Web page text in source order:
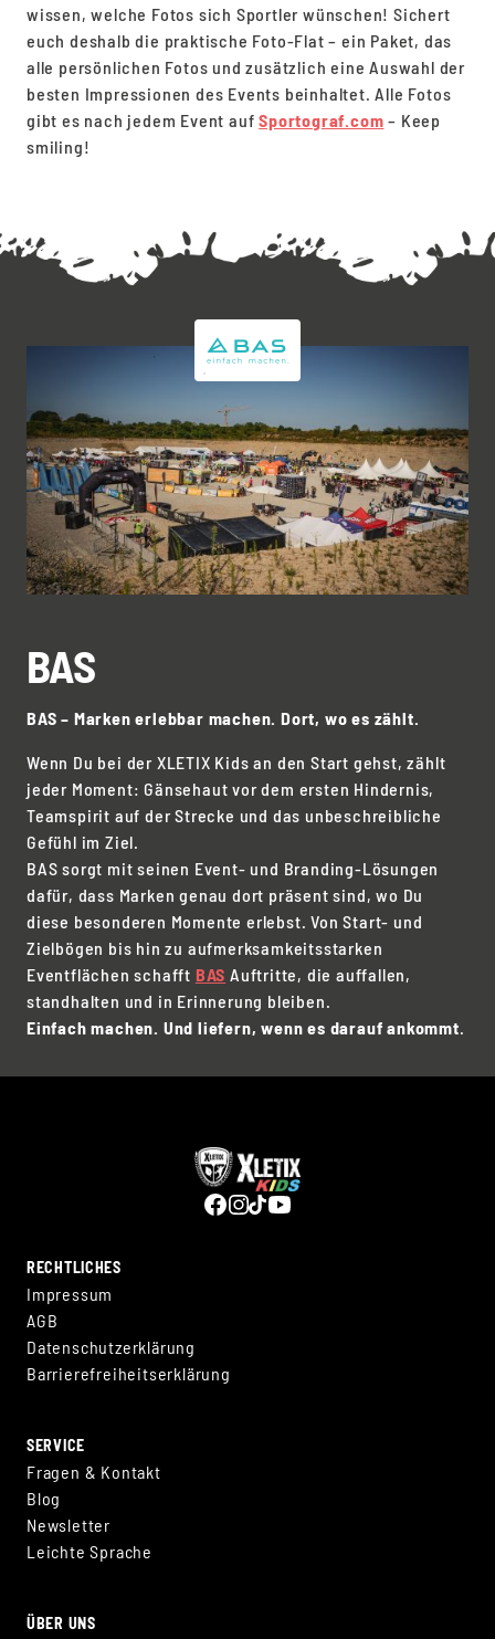
wissen, welche Fotos sich Sportler wünschen! Sichert
euch deshalb die praktische Foto-Flat – ein Paket, das
alle persönlichen Fotos und zusätzlich eine Auswahl der
besten Impressionen des Events beinhaltet. Alle Fotos
gibt es nach jedem Event aufSportograf.com – Keep
smiling!
BAS
BAS – Marken erlebbar machen. Dort, wo es zählt.
Wenn Du bei der XLETIX Kids an den Start gehst, zählt
jeder Moment: Gänsehaut vor dem ersten Hindernis,
Teamspirit auf der Strecke und das unbeschreibliche
Gefühl im Ziel.
BAS sorgt mit seinen Event- und Branding-Lösungen
dafür, dass Marken genau dort präsent sind, wo Du
diese besonderen Momente erlebst. Von Start- und
Zielbögen bis hin zu aufmerksamkeitsstarken
Eventflächen schafft BAS Auftritte, die auffallen,
standhalten und in Erinnerung bleiben.
Einfach machen. Und liefern, wenn es darauf ankommt.
RECHTLICHES
Impressum
AGB
Datenschutzerklärung
Barrierefreiheitserklärung
SERVICE
Fragen & Kontakt
Blog
Newsletter
Leichte Sprache
ÜBER UNS